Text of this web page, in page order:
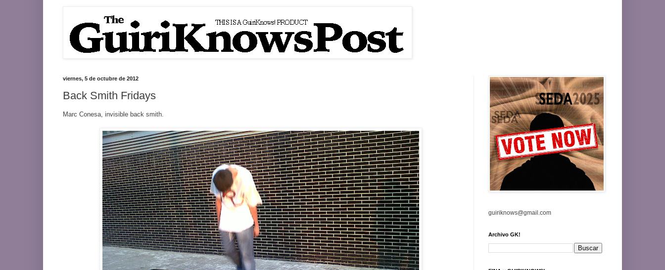
viernes, 5 de octubre de 2012
Back Smith Fridays
Marc Conesa, invisible back smith.
guiriknows@gmail.com
Archivo GK!